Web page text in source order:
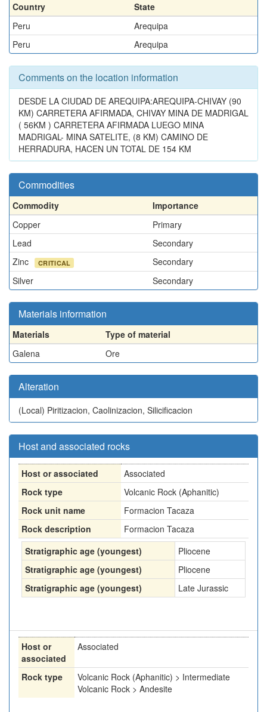
Country
State
Peru
Arequipa
Peru
Arequipa
Comments on the location information
DESDE LA CIUDAD DE AREQUIPA:AREQUIPA-CHIVAY (90
KM) CARRETERA AFIRMADA, CHIVAY MINA DE MADRIGAL
( 56KM ) CARRETERA AFIRMADA LUEGO MINA
MADRIGAL- MINA SATELITE, (8 KM) CAMINO DE
HERRADURA, HACEN UN TOTAL DE 154 KM
Commodities
Commodity
Importance
Copper
Primary
Lead
Secondary
Zinc
CRITICAL
Secondary
Silver
Secondary
Materials information
Materials
Type of material
Galena
Ore
Alteration
(Local) Piritizacion, Caolinizacion, Silicificacion
Host and associated rocks
Host or associated
Associated
Rock type
Volcanic Rock (Aphanitic)
Rock unit name
Formacion Tacaza
Rock description
Formacion Tacaza
Stratigraphic age (youngest)
Pliocene
Stratigraphic age (youngest)
Pliocene
Stratigraphic age (youngest)
Late Jurassic
Host or
associated
Associated
Rock type
Volcanic Rock (Aphanitic) > Intermediate
Volcanic Rock > Andesite